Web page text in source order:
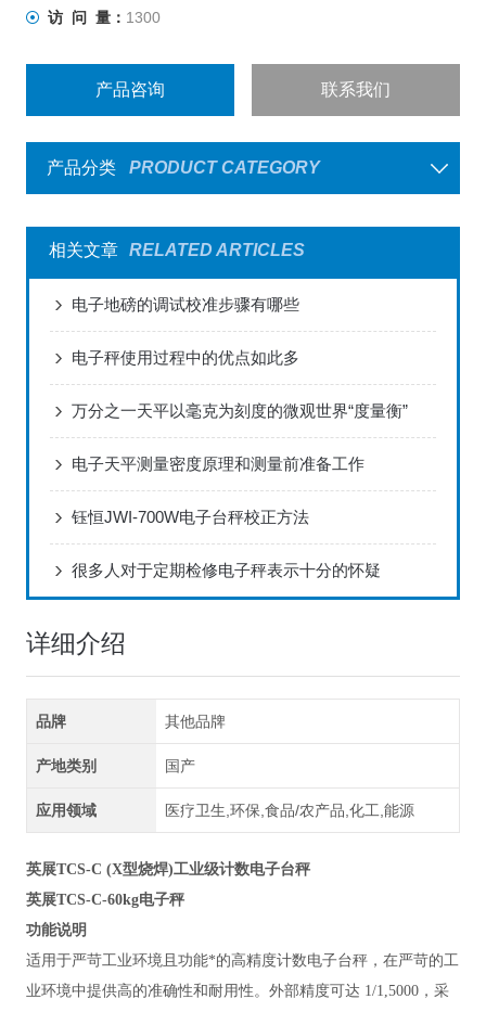
• 具有重量累计，重量检校(High、Low、OK)，与预扣重等
• 具有自动更正、自动零点追踪、双重之过载保护之功能
• 具有多种单位选择之功能
访 问 量： 1300
产品咨询 联系我们
产品分类 PRODUCT CATEGORY
相关文章 RELATED ARTICLES
电子地磅的调试校准步骤有哪些
电子秤使用过程中的优点如此多
万分之一天平以毫克为刻度的微观世界“度量衡”
电子天平测量密度原理和测量前准备工作
钰恒JWI-700W电子台秤校正方法
很多人对于定期检修电子秤表示十分的怀疑
详细介绍
品牌 其他品牌
产地类别 国产
应用领域 医疗卫生,环保,食品/农产品,化工,能源
英展TCS-C (X型烧焊)工业级计数电子台秤
英展TCS-C-60kg电子秤
功能说明
适用于严苛工业环境且功能*的高精度计数电子台秤，在严苛的工
业环境中提供高的准确性和耐用性。外部精度可达 1/1,5000，采